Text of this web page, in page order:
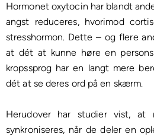
Hormonet oxytocin har blandt
angst reduceres, hvorimod
stresshormon. Dette – og flere
at dét at kunne høre en
kropssprog har en langt mere
dét at se deres ord på en skærm.
Herudover har studier vist, at
synkroniseres, når de deler en